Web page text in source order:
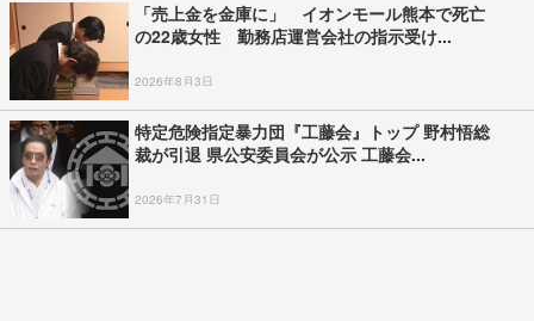
「売上金を金庫に」 イオンモール熊本で死亡
の22歳女性 勤務店運営会社の指示受け...
2026年8月3日
特定危険指定暴力団『工藤会』トップ 野村悟総
裁が引退 県公安委員会が公示 工藤会...
2026年7月31日